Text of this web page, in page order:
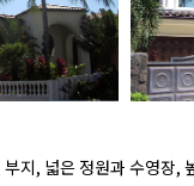
지, 넓은 정원과 수영장,